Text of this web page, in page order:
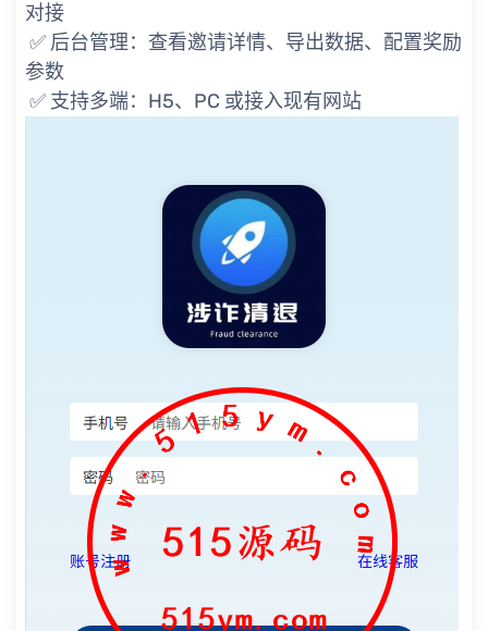
对接
✅ 后台管理：查看邀请详情、导出数据、配置奖励
参数
✅ 支持多端：H5、PC 或接入现有网站